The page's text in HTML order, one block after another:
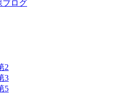
ブログ
2
3
5